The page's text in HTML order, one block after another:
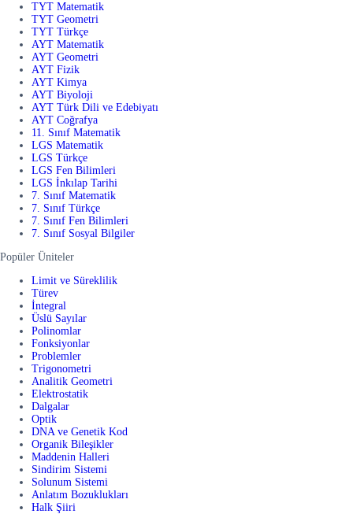
TYT Matematik
TYT Geometri
TYT Türkçe
AYT Matematik
AYT Geometri
AYT Fizik
AYT Kimya
AYT Biyoloji
AYT Türk Dili ve Edebiyatı
AYT Coğrafya
11. Sınıf Matematik
LGS Matematik
LGS Türkçe
LGS Fen Bilimleri
LGS İnkılap Tarihi
7. Sınıf Matematik
7. Sınıf Türkçe
7. Sınıf Fen Bilimleri
7. Sınıf Sosyal Bilgiler
Popüler Üniteler
Limit ve Süreklilik
Türev
İntegral
Üslü Sayılar
Polinomlar
Fonksiyonlar
Problemler
Trigonometri
Analitik Geometri
Elektrostatik
Dalgalar
Optik
DNA ve Genetik Kod
Organik Bileşikler
Maddenin Halleri
Sindirim Sistemi
Solunum Sistemi
Anlatım Bozuklukları
Halk Şiiri